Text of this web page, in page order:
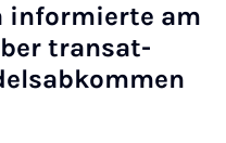
in­formierte am
transat­